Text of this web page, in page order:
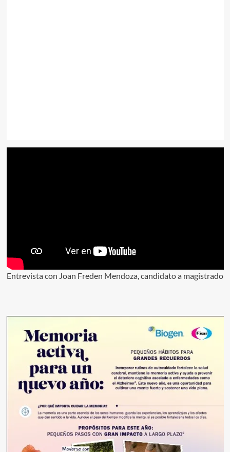
Entrevista con Joan Freden Mendoza, candidato a magistrado